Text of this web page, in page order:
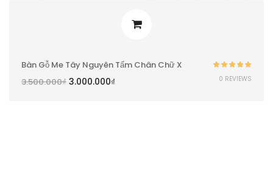
Bàn Gỗ Me Tây Nguyên Tấm Chân Chữ X
3.500.000₫ 3.000.000₫
hạng5.00 5
0 REVIEWS